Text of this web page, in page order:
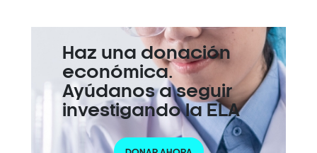
Haz una donación
económica.
Ayúdanos a seguir
investigando la ELA